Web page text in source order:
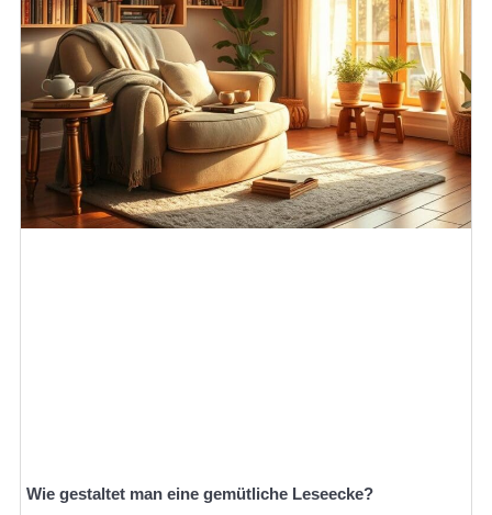
Wie gestaltet man eine gemütliche Leseecke?